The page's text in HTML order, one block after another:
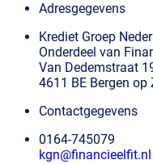
Adresgegevens
Krediet Groep
Onderdeel van
Van Dedemstraat
4611 BE Bergen op
Contactgegevens
0164-745079
kgn@financieelfit.nl